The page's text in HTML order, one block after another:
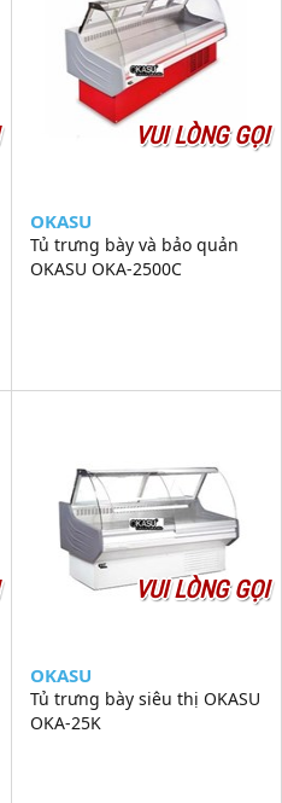
VUI LÒNG GỌI
OKASU
Tủ trưng bày và bảo quản
OKASU OKA-2500C
VUI LÒNG GỌI
OKASU
Tủ trưng bày siêu thị OKASU
OKA-25K